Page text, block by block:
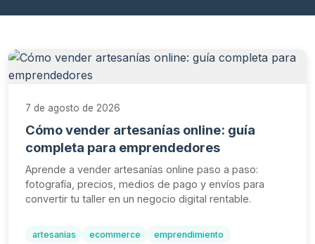
7 de agosto de 2026
Cómo vender artesanías online: guía
completa para emprendedores
Aprende a vender artesanías online paso a paso:
fotografía, precios, medios de pago y envíos para
convertir tu taller en un negocio digital rentable.
artesanias ecommerce emprendimiento